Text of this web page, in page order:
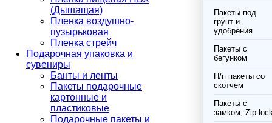
(Дышащая)
Пленка воздушно-
пузырьковая
Пленка стрейч
Подарочная упаковка и
сувениры
Банты и ленты
Пакеты подарочные
картонные и
пластиковые
Подарочные пакеты и
Пакеты под
грунт и
удобрения
Пакеты с
бегунком
П/п пакеты со
скотчем
Пакеты с
замком, Zip-